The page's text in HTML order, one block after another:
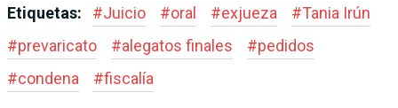
Etiquetas: #Juicio #oral #exjueza #Tania Irún
#prevaricato #alegatos finales #pedidos
#condena #fiscalía